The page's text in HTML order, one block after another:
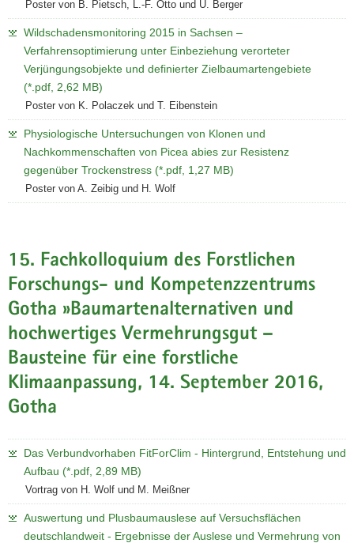
Poster von B. Pietsch, L.-F. Otto und U. Berger
Wildschadensmonitoring 2015 in Sachsen –
Verfahrensoptimierung unter Einbeziehung verorteter
Verjüngungsobjekte und definierter Zielbaumartengebiete
(*.pdf, 2,62 MB)
Poster von K. Polaczek und T. Eibenstein
Physiologische Untersuchungen von Klonen und
Nachkommenschaften von Picea abies zur Resistenz
gegenüber Trockenstress (*.pdf, 1,27 MB)
Poster von A. Zeibig und H. Wolf
15. Fachkolloquium des Forstlichen
Forschungs- und Kompetenzzentrums
Gotha »Baumartenalternativen und
hochwertiges Vermehrungsgut –
Bausteine für eine forstliche
Klimaanpassung, 14. September 2016,
Gotha
Das Verbundvorhaben FitForClim - Hintergrund, Entstehung und
Aufbau (*.pdf, 2,89 MB)
Vortrag von H. Wolf und M. Meißner
Auswertung und Plusbaumauslese auf Versuchsflächen
deutschlandweit - Ergebnisse der Auslese und Vermehrung von